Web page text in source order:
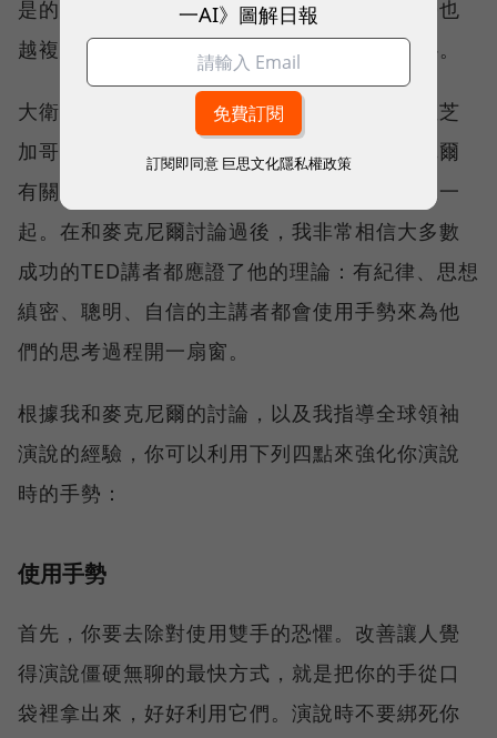
是的。研究顯示，想法越複雜的人使用的手勢也
越複雜，而這些手勢會讓聽眾對講者更有信心。
大衛．麥克尼爾博士說：雙手決定一切。這位芝
加哥大學教授是手勢研究領域的權威。麥克尼爾
有關鍵證據證明，手勢、思想和語言全連結在一
起。在和麥克尼爾討論過後，我非常相信大多數
成功的TED講者都應證了他的理論：有紀律、思想
縝密、聰明、自信的主講者都會使用手勢來為他
們的思考過程開一扇窗。
根據我和麥克尼爾的討論，以及我指導全球領袖
演說的經驗，你可以利用下列四點來強化你演說
時的手勢：
使用手勢
首先，你要去除對使用雙手的恐懼。改善讓人覺
得演說僵硬無聊的最快方式，就是把你的手從口
袋裡拿出來，好好利用它們。演說時不要綁死你
一AI》圖解日報
訂閱即同意 巨思文化隱私權政策